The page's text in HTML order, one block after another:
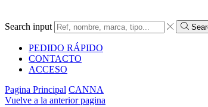
Search input
PEDIDO RÁPIDO
CONTACTO
ACCESO
Pagina Principal CANNA
Vuelve a la anterior pagina